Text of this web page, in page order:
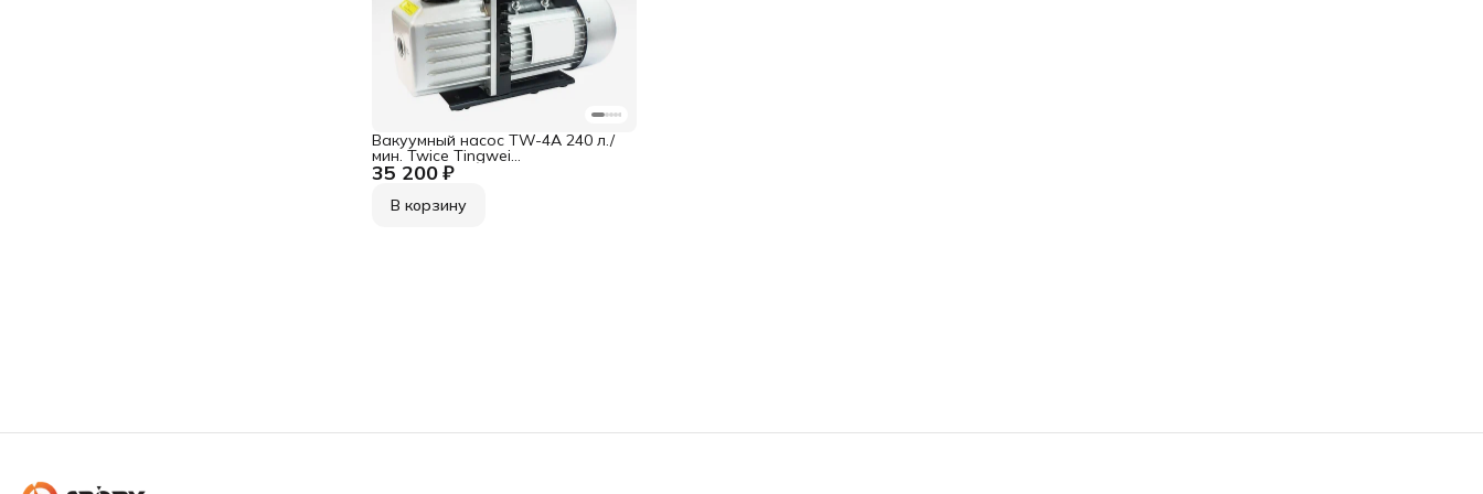
35 200 ₽
Вакуумный насос TW-4A 240 л./
мин. Twice Tingwei
одноступенчатый масляный, 370
Вт, 13,59 куб.м./ч., 10Pa, 8CFM
В корзину